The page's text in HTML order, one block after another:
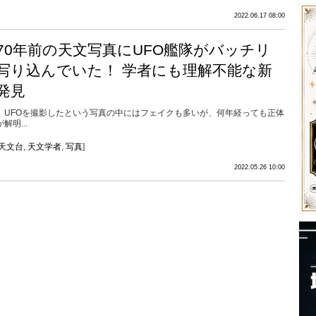
2022.06.17 08:00
年前の天文写真にUFO艦隊がバッチリ
り込んでいた！ 学者にも理解不能な新
見
を撮影したという写真の中にはフェイクも多いが、何年経っても正体
解明...
文台, 天文学者, 写真]
2022.05.26 10:00